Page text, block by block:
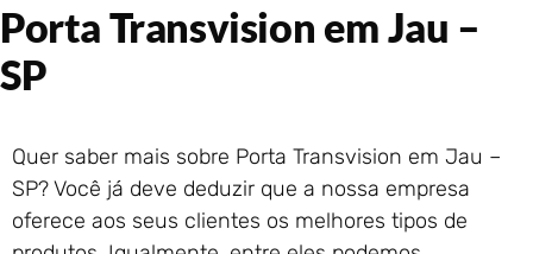
Portão de Garagem de
Enrolar em Rio das Ostras –
Portão de Garagem de
Portão de Garagem de
Enrolar em Paraty – RJ
Porta Transvision em Jau –
SP
Quer saber mais sobre Porta Transvision em Jau –
SP? Você já deve deduzir que a nossa empresa
oferece aos seus clientes os melhores tipos de